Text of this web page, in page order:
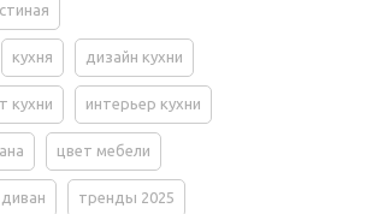
кухня дизайн кухни
кухни интерьер кухни
цвет мебели
диван тренды 2025